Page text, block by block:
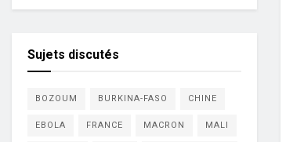
Sujets discutés
BOZOUM BURKINA-FASO CHINE
EBOLA FRANCE MACRON MALI